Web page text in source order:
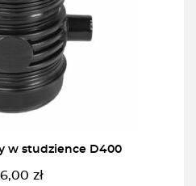
w studzience D400
zł